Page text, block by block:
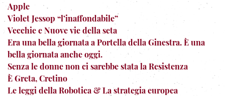
Apple
Violet Jessop “l’inaffondabile”
Vecchie e Nuove vie della seta
Era una bella giornata a Portella della Ginestra. È una
bella giornata anche oggi.
Senza le donne non ci sarebbe stata la Resistenza
È Greta, Cretino
Le leggi della Robotica & La strategia europea